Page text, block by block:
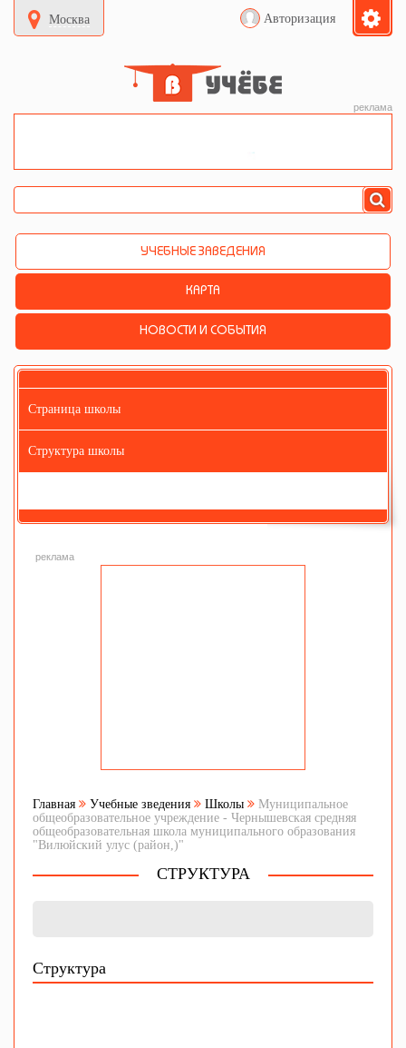
Москва Авторизация
реклама
УЧЕБНЫЕ ЗАВЕДЕНИЯ
КАРТА
НОВОСТИ И СОБЫТИЯ
Страница школы
Структура школы
реклама
Главная Учебные зведения Школы
Муниципальное
общеобразовательное учреждение - Чернышевская средняя
общеобразовательная школа муниципального образования
"Вилюйский улус (район,)"
СТРУКТУРА
Структура